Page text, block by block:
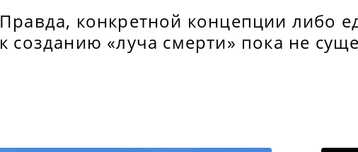
Правда, конкретной концепции либо
к созданию «луча смерти» пока не